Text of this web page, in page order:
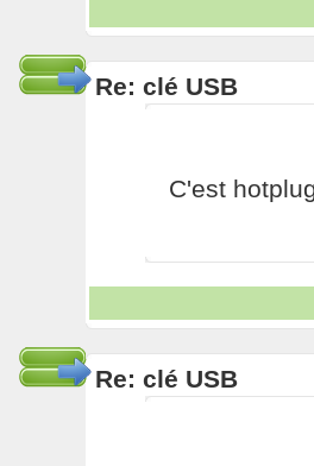
Re: clé USB
C'est
Re: clé USB